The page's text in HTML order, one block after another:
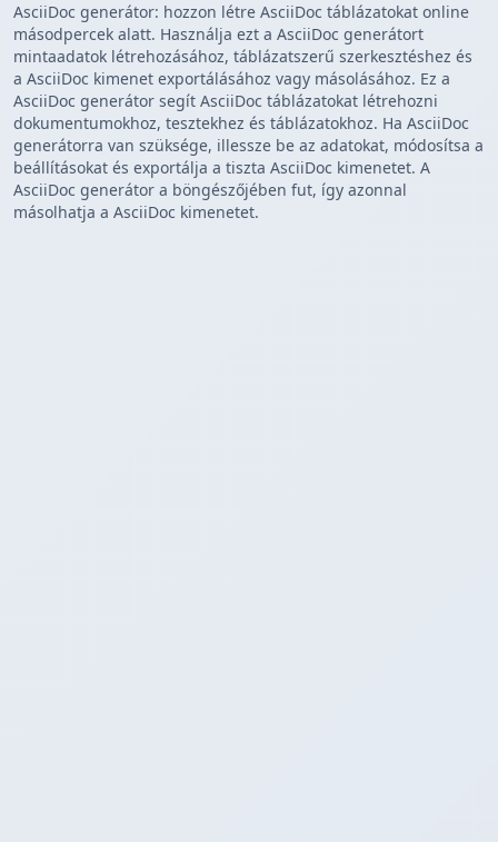
AsciiDoc generátor: hozzon létre AsciiDoc táblázatokat online
másodpercek alatt. Használja ezt a AsciiDoc generátort
mintaadatok létrehozásához, táblázatszerű szerkesztéshez és
a AsciiDoc kimenet exportálásához vagy másolásához. Ez a
AsciiDoc generátor segít AsciiDoc táblázatokat létrehozni
dokumentumokhoz, tesztekhez és táblázatokhoz. Ha AsciiDoc
generátorra van szüksége, illessze be az adatokat, módosítsa a
beállításokat és exportálja a tiszta AsciiDoc kimenetet. A
AsciiDoc generátor a böngészőjében fut, így azonnal
másolhatja a AsciiDoc kimenetet.